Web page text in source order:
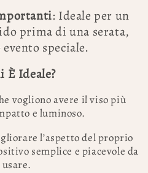
: Ideale per un
prima di una serata,
speciale.
È Ideale?
vogliono avere il viso più
e luminoso.
l’aspetto del proprio
semplice e piacevole da
usare.